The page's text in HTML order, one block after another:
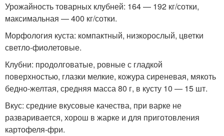
Урожайность товарных клубней: 164 — 192 кг/сотки,
максимальная — 400 кг/сотки.
Морфология куста: компактный, низкорослый, цветки
светло-фиолетовые.
Клубни: продолговатые, ровные с гладкой
поверхностью, глазки мелкие, кожура сиреневая, мякоть
бедно-желтая, средняя масса 80 г, в кусту 10 — 15 шт.
Вкус: средние вкусовые качества, при варке не
разваривается, хорош в жарке и для приготовления
картофеля-фри.